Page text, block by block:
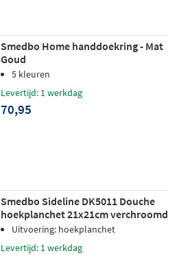
Smedbo Home handdoekring - Mat
Goud
5 kleuren
Levertijd: 1 werkdag
70,95
Smedbo Sideline DK5011 Douche
hoekplanchet 21x21cm verchroomd
Uitvoering: hoekplanchet
Levertijd: 1 werkdag